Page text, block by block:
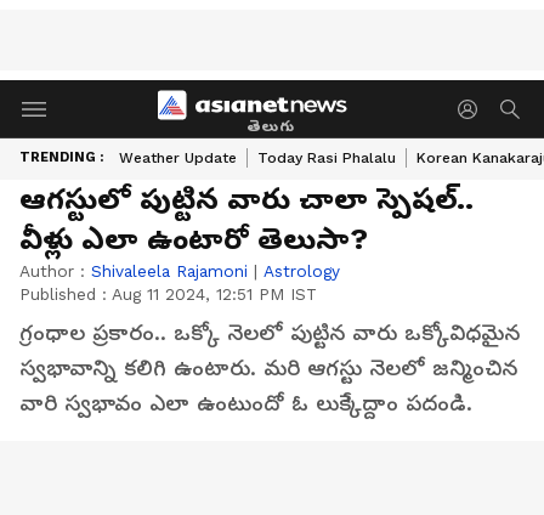
తెలుగు
TRENDING : Weather Update Today Rasi Phalalu Korean
ఆగస్టులో పుట్టిన వారు చాలా స్పెషల్..
వీళ్లు ఎలా ఉంటారో తెలుసా?
Author : Shivaleela Rajamoni | Astrology
Published : Aug 11 2024, 12:51 PM IST
గ్రంధాల ప్రకారం.. ఒక్కో నెలలో పుట్టిన వారు ఒక్కోవిధమైన
స్వభావాన్ని కలిగి ఉంటారు. మరి ఆగస్టు నెలలో జన్మించిన
వారి స్వభావం ఎలా ఉంటుందో ఓ లుక్కేద్దాం పదండి.